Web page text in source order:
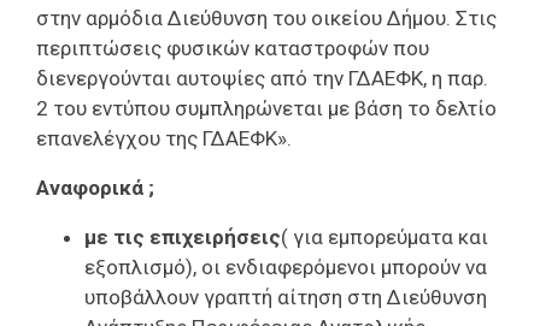
στην αρμόδια Διεύθυνση του οικείου Δήμου. Στις
περιπτώσεις φυσικών καταστροφών που
διενεργούνται αυτοψίες από την ΓΔΑΕΦΚ, η παρ.
2 του εντύπου συμπληρώνεται με βάση το δελτίο
επανελέγχου της ΓΔΑΕΦΚ».
Aναφορικά ;
με τις επιχειρήσεις( για εμπορεύματα και
εξοπλισμό), οι ενδιαφερόμενοι μπορούν να
υποβάλλουν γραπτή αίτηση στη Διεύθυνση